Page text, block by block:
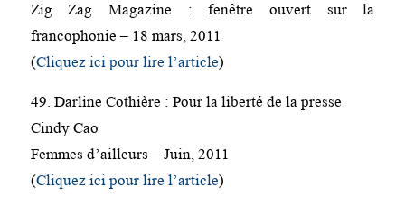
Zig Zag Magazine : fenêtre ouvert sur la
francophonie – 18 mars, 2011
(Cliquez ici pour lire l’article)
49. Darline Cothière : Pour la liberté de la presse
Cindy Cao
Femmes d’ailleurs – Juin, 2011
(Cliquez ici pour lire l’article)